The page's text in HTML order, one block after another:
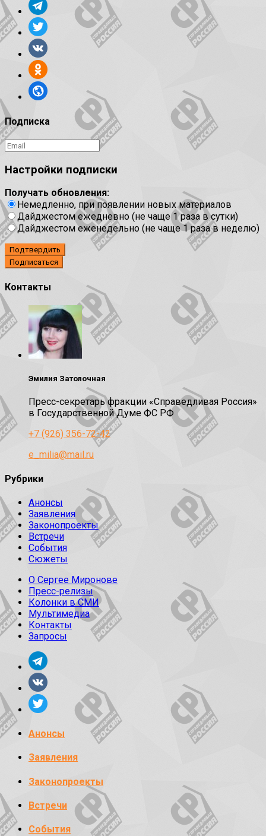
Подписка
Настройки подписки
Получать обновления:
Немедленно, при появлении новых материалов
Дайджестом ежедневно (не чаще 1 раза в сутки)
Дайджестом еженедельно (не чаще 1 раза в неделю)
Подтвердить
Контакты
Эмилия Затолочная
Пресс-секретарь фракции «Справедливая Россия»
в Государственной Думе ФС РФ
+7 (926) 356-72-42
e_milia@mail.ru
Рубрики
Анонсы
Заявления
Законопроекты
Встречи
События
Сюжеты
О Сергее Миронове
Пресс-релизы
Колонки в СМИ
Мультимедиа
Контакты
Запросы
Анонсы
Заявления
Законопроекты
Встречи
События